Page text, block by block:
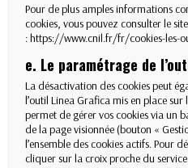
Pour de plus amples informations
cookies, vous pouvez consulter le
:https://www.cnil.fr/fr/cookies-les-
e. Le paramétrage de
La désactivation des cookies peut
l’outil Linea Grafica mis en place sur
permet de gérer vos cookies via un
de la page visionnée (bouton «
l’ensemble des cookies actifs. Pour
cliquer sur la croix proche du service